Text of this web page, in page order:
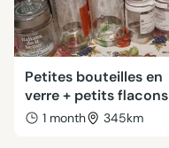
Petites bouteilles en
verre + petits flacons
1 month 345km